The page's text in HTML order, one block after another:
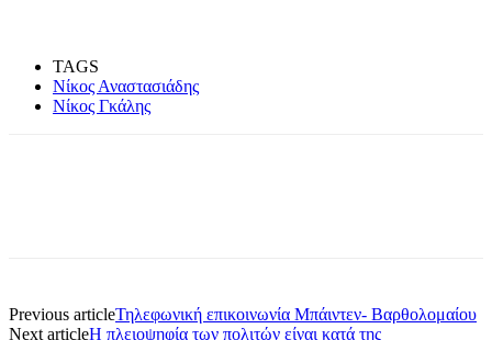
TAGS
Νίκος Αναστασιάδης
Νίκος Γκάλης
Previous articleΤηλεφωνική επικοινωνία Μπάιντεν- Βαρθολομαίου
Next articleΗ πλειοψηφία των πολιτών είναι κατά της